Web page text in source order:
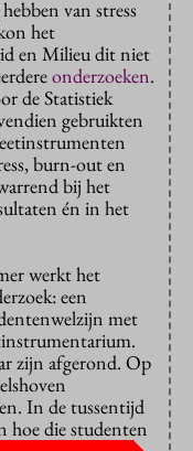
hebben van stress
het
en Milieu dit niet
onderzoeken.
de Statistiek
gebruikten
burn-out en
bij het
én in het
werkt het
een
met
zijn afgerond. Op
In de tussentijd
hoe die studenten